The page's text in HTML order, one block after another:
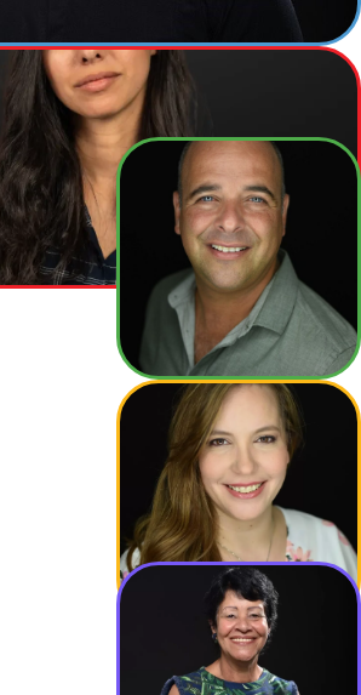
שרון בז'רנו
מנהלת תיק לקוח
אורן שטראוס
מנכ"ל
רויטל קטורזה
מנהלת שיווק